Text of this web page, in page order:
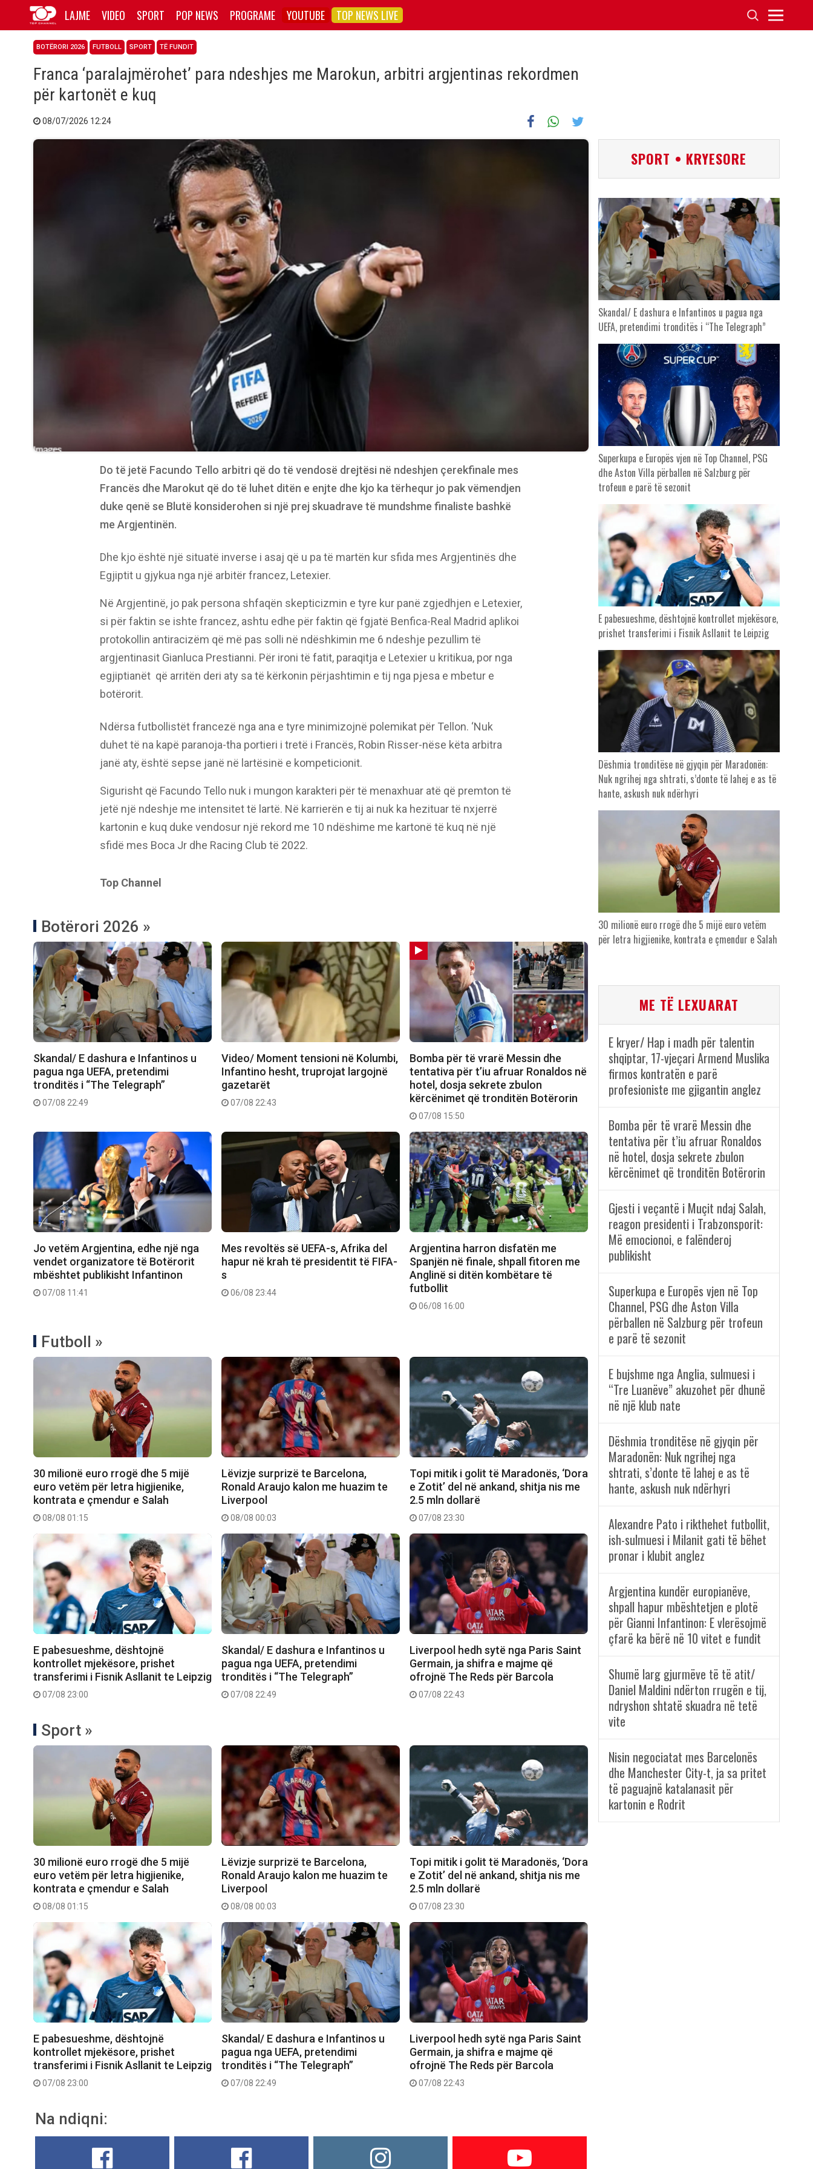
LAJME VIDEO SPORT POP NEWS PROGRAME YOUTUBE TOP NEWS LIVE
BOTËRORI 2026 FUTBOLL SPORT TË FUNDIT
Franca ‘paralajmërohet’ para ndeshjes me Marokun, arbitri argjentinas rekordmen
për kartonët e kuq
08/07/2026 12:24
Do të jetë Facundo Tello arbitri që do të vendosë drejtësi në ndeshjen çerekfinale mes
Francës dhe Marokut që do të luhet ditën e enjte dhe kjo ka tërhequr jo pak vëmendjen
duke qenë se Blutë konsiderohen si një prej skuadrave të mundshme finaliste bashkë
me Argjentinën.
Dhe kjo është një situatë inverse i asaj që u pa të martën kur sfida mes Argjentinës dhe
Egjiptit u gjykua nga një arbitër francez, Letexier.
Në Argjentinë, jo pak persona shfaqën skepticizmin e tyre kur panë zgjedhjen e Letexier,
si për faktin se ishte francez, ashtu edhe për faktin që fgjatë Benfica-Real Madrid aplikoi
protokollin antiracizëm që më pas solli në ndëshkimin me 6 ndeshje pezullim të
argjentinasit Gianluca Prestianni. Për ironi të fatit, paraqitja e Letexier u kritikua, por nga
egjiptianët që arritën deri aty sa të kërkonin përjashtimin e tij nga pjesa e mbetur e
botërorit.
Ndërsa futbollistët francezë nga ana e tyre minimizojnë polemikat për Tellon. ‘Nuk
duhet të na kapë paranoja-tha portieri i tretë i Francës, Robin Risser-nëse këta arbitra
janë aty, është sepse janë në lartësinë e kompeticionit.
Sigurisht që Facundo Tello nuk i mungon karakteri për të menaxhuar atë që premton të
jetë një ndeshje me intensitet të lartë. Në karrierën e tij ai nuk ka hezituar të nxjerrë
kartonin e kuq duke vendosur një rekord me 10 ndëshime me kartonë të kuq në një
sfidë mes Boca Jr dhe Racing Club të 2022.
Top Channel
Botërori 2026 »
Skandal/ E dashura e Infantinos u
pagua nga UEFA, pretendimi
tronditës i “The Telegraph”
07/08 22:49
Video/ Moment tensioni në Kolumbi,
Infantino hesht, truprojat largojnë
gazetarët
07/08 22:43
Bomba për të vrarë Messin dhe
tentativa për t’iu afruar Ronaldos në
hotel, dosja sekrete zbulon
kërcënimet që tronditën Botërorin
07/08 15:50
Jo vetëm Argjentina, edhe një nga
vendet organizatore të Botërorit
mbështet publikisht Infantinon
07/08 11:41
Mes revoltës së UEFA-s, Afrika del
hapur në krah të presidentit të FIFA-
s
06/08 23:44
Argjentina harron disfatën me
Spanjën në finale, shpall fitoren me
Anglinë si ditën kombëtare të
futbollit
06/08 16:00
Futboll »
30 milionë euro rrogë dhe 5 mijë
euro vetëm për letra higjienike,
kontrata e çmendur e Salah
08/08 01:15
Lëvizje surprizë te Barcelona,
Ronald Araujo kalon me huazim te
Liverpool
08/08 00:03
Topi mitik i golit të Maradonës, ‘Dora
e Zotit’ del në ankand, shitja nis me
2.5 mln dollarë
07/08 23:30
E pabesueshme, dështojnë
kontrollet mjekësore, prishet
transferimi i Fisnik Asllanit te Leipzig
07/08 23:00
Skandal/ E dashura e Infantinos u
pagua nga UEFA, pretendimi
tronditës i “The Telegraph”
07/08 22:49
Liverpool hedh sytë nga Paris Saint
Germain, ja shifra e majme që
ofrojnë The Reds për Barcola
07/08 22:43
Sport »
30 milionë euro rrogë dhe 5 mijë
euro vetëm për letra higjienike,
kontrata e çmendur e Salah
08/08 01:15
Lëvizje surprizë te Barcelona,
Ronald Araujo kalon me huazim te
Liverpool
08/08 00:03
Topi mitik i golit të Maradonës, ‘Dora
e Zotit’ del në ankand, shitja nis me
2.5 mln dollarë
07/08 23:30
E pabesueshme, dështojnë
kontrollet mjekësore, prishet
transferimi i Fisnik Asllanit te Leipzig
07/08 23:00
Skandal/ E dashura e Infantinos u
pagua nga UEFA, pretendimi
tronditës i “The Telegraph”
07/08 22:49
Liverpool hedh sytë nga Paris Saint
Germain, ja shifra e majme që
ofrojnë The Reds për Barcola
07/08 22:43
Na ndiqni:
SPORT • KRYESORE
Skandal/ E dashura e Infantinos u pagua nga
UEFA, pretendimi tronditës i “The Telegraph”
Superkupa e Europës vjen në Top Channel, PSG
dhe Aston Villa përballen në Salzburg për
trofeun e parë të sezonit
E pabesueshme, dështojnë kontrollet mjekësore,
prishet transferimi i Fisnik Asllanit te Leipzig
Dëshmia tronditëse në gjyqin për Maradonën:
Nuk ngrihej nga shtrati, s’donte të lahej e as të
hante, askush nuk ndërhyri
30 milionë euro rrogë dhe 5 mijë euro vetëm
për letra higjienike, kontrata e çmendur e Salah
ME TË LEXUARAT
E kryer/ Hap i madh për talentin
shqiptar, 17-vjeçari Armend Muslika
firmos kontratën e parë
profesioniste me gjigantin anglez
Bomba për të vrarë Messin dhe
tentativa për t’iu afruar Ronaldos
në hotel, dosja sekrete zbulon
kërcënimet që tronditën Botërorin
Gjesti i veçantë i Muçit ndaj Salah,
reagon presidenti i Trabzonsporit:
Më emocionoi, e falënderoj
publikisht
Superkupa e Europës vjen në Top
Channel, PSG dhe Aston Villa
përballen në Salzburg për trofeun
e parë të sezonit
E bujshme nga Anglia, sulmuesi i
“Tre Luanëve” akuzohet për dhunë
në një klub nate
Dëshmia tronditëse në gjyqin për
Maradonën: Nuk ngrihej nga
shtrati, s’donte të lahej e as të
hante, askush nuk ndërhyri
Alexandre Pato i rikthehet futbollit,
ish-sulmuesi i Milanit gati të bëhet
pronar i klubit anglez
Argjentina kundër europianëve,
shpall hapur mbështetjen e plotë
për Gianni Infantinon: E vlerësojmë
çfarë ka bërë në 10 vitet e fundit
Shumë larg gjurmëve të të atit/
Daniel Maldini ndërton rrugën e tij,
ndryshon shtatë skuadra në tetë
vite
Nisin negociatat mes Barcelonës
dhe Manchester City-t, ja sa pritet
të paguajnë katalanasit për
kartonin e Rodrit